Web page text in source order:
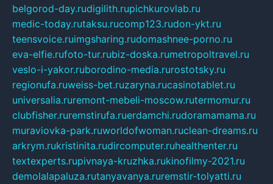
belgorod-day.rudigilith.rupichkurovlab.ru
medic-today.rutaksu.rucomp123.rudon-ykt.ru
teensvoice.ruimgsharing.rudomashnee-porno.ru
eva-elfie.rufoto-tur.rubiz-doska.rumetropoltravel.ru
veslo-i-yakor.ruborodino-media.rurostotsky.ru
regionufa.ruweiss-bet.ruzaryna.rucasinotablet.ru
universalia.ruremont-mebeli-moscow.rutermomur.ru
clubfisher.ruremstirufa.ruerdamchi.rudoramamama.ru
muraviovka-park.ruworldofwoman.ruclean-dreams.ru
arkrym.rukristinita.rudircomputer.ruhealthenter.ru
textexperts.rupivnaya-kruzhka.rukinofilmy-2021.ru
demolalapaluza.rutanyavanya.ruremstir-tolyatti.ru